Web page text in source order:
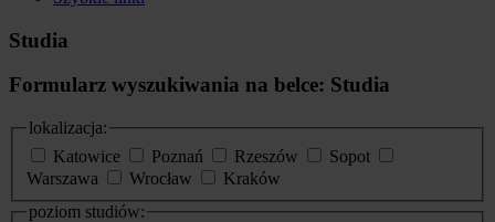
Studia
Formularz wyszukiwania na belce: Studia
lokalizacja:
Katowice
Poznań Rzeszów
Sopot
Warszawa
Wrocław
Kraków
poziom studiów: